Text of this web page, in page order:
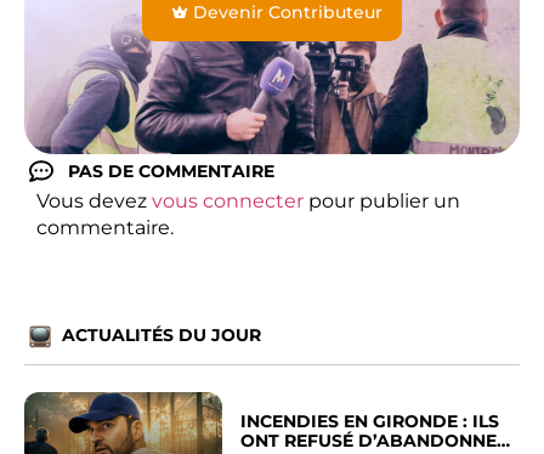
Devenir Contributeur
PAS DE COMMENTAIRE
Vous devez vous connecter pour publier un
commentaire.
ACTUALITÉS DU JOUR
INCENDIES EN GIRONDE : ILS
ONT REFUSÉ D’ABANDONNER